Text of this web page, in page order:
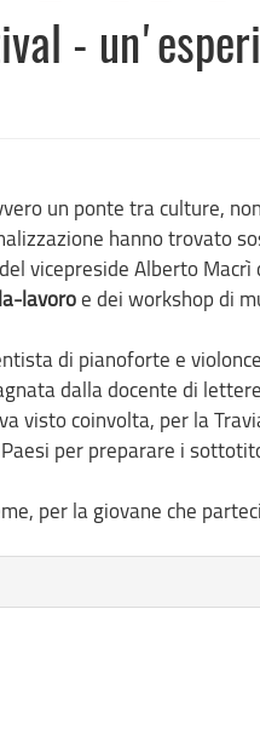
-
un ponte tra culture,
hanno trovato
vicepreside Alberto Macrì
lavoroe dei workshop di
di pianoforte e
dalla docente di
visto coinvolta, per la
per preparare i
per la giovane che